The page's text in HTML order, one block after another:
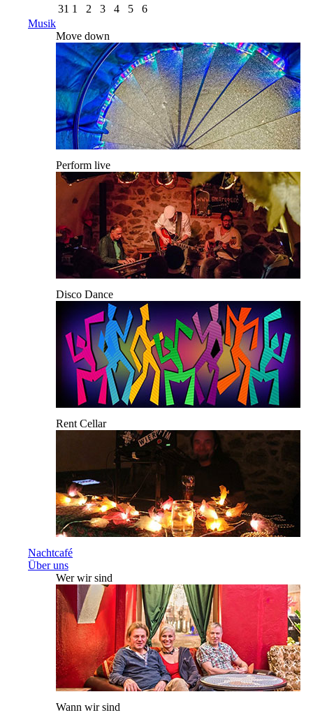
31 1 2 3 4 5
6
Musik
Move down
Perform live
Disco Dance
Rent Cellar
Nachtcafé
Über uns
Wer wir sind
Wann wir sind